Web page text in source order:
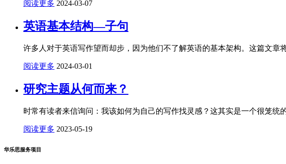
阅读更多 2024-03-07
英语基本结构—子句
许多人对于英语写作望而却步，因为他们不了解英语的基本架构。这篇文章
阅读更多 2024-03-01
研究主题从何而来？
时常有读者来信询问：我该如何为自己的写作找灵感？这其实是一个很笼统
阅读更多 2023-05-19
华乐思服务项目